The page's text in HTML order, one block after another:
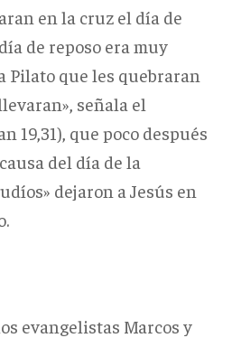
en la cruz el día de
de reposo era muy
Pilato que les quebraran
señala el
19,31), que poco después
del día de la
dejaron a Jesús en
evangelistas Marcos y